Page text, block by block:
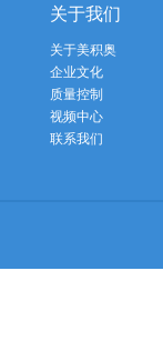
关于我们
关于美积奥
企业文化
质量控制
视频中心
联系我们